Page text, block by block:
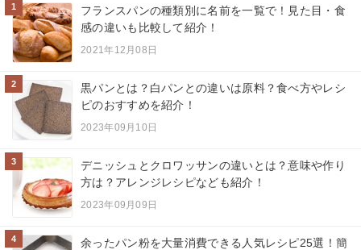
1
フランスパンの種類別に名前を一覧で！見た目・食
感の違いも比較して紹介！
2021年12月08日
2
黒パンとは？白パンとの違いは原料？食べ方やレシ
ピのおすすめを紹介！
2023年09月10日
3
デニッシュとクロワッサンの違いとは？意味や作り
方は？アレンジレシピなども紹介！
2023年09月09日
4
余ったパン粉を大量消費できる人気レシピ25選！簡